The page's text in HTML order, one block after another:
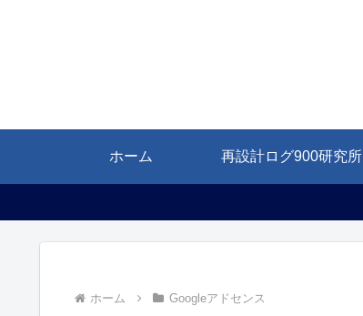
ホーム 再設計ログ900研究所
ホーム Googleアドセンス